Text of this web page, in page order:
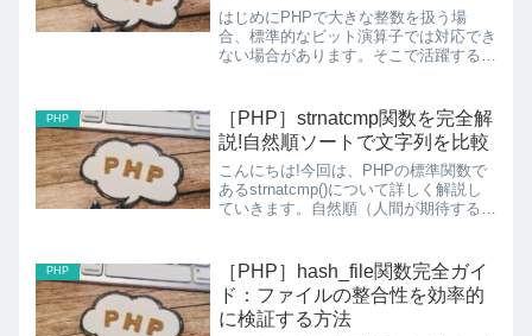
はじめにPHPで大きな整数を扱う場
合、標準的なビット演算子では対応でき
ない場合があります。そこで活躍するの
のAND演算を行う「gmp_and」関数に
ついて詳しく解説しま...
PHP
［PHP］strnatcmp関数を完全解
説!自然順ソートで文字列を比較
こんにちは!今回は、PHPの標準関数で
あるstrnatcmp()について詳しく解説し
ていきます。自然順（人間が期待する順
は、2つの文字列を自然順アルゴリズ...
PHP
［PHP］hash_file関数完全ガイ
ド：ファイルの整合性を効率的
に検証する方法